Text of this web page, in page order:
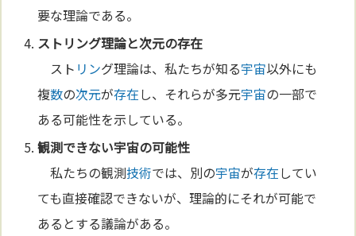
要な理論である。
ストリング理論と次元の存在
スト リング理論は、私たちが知る宇宙以外にも
複数の次元が存在し、それらが多元宇宙の一部で
ある可能性を示している。
観測できない宇宙の可能性
私たちの観測技術では、別の宇宙が存在してい
ても直接確認できないが、理論的にそれが可能で
あるとする議論がある。